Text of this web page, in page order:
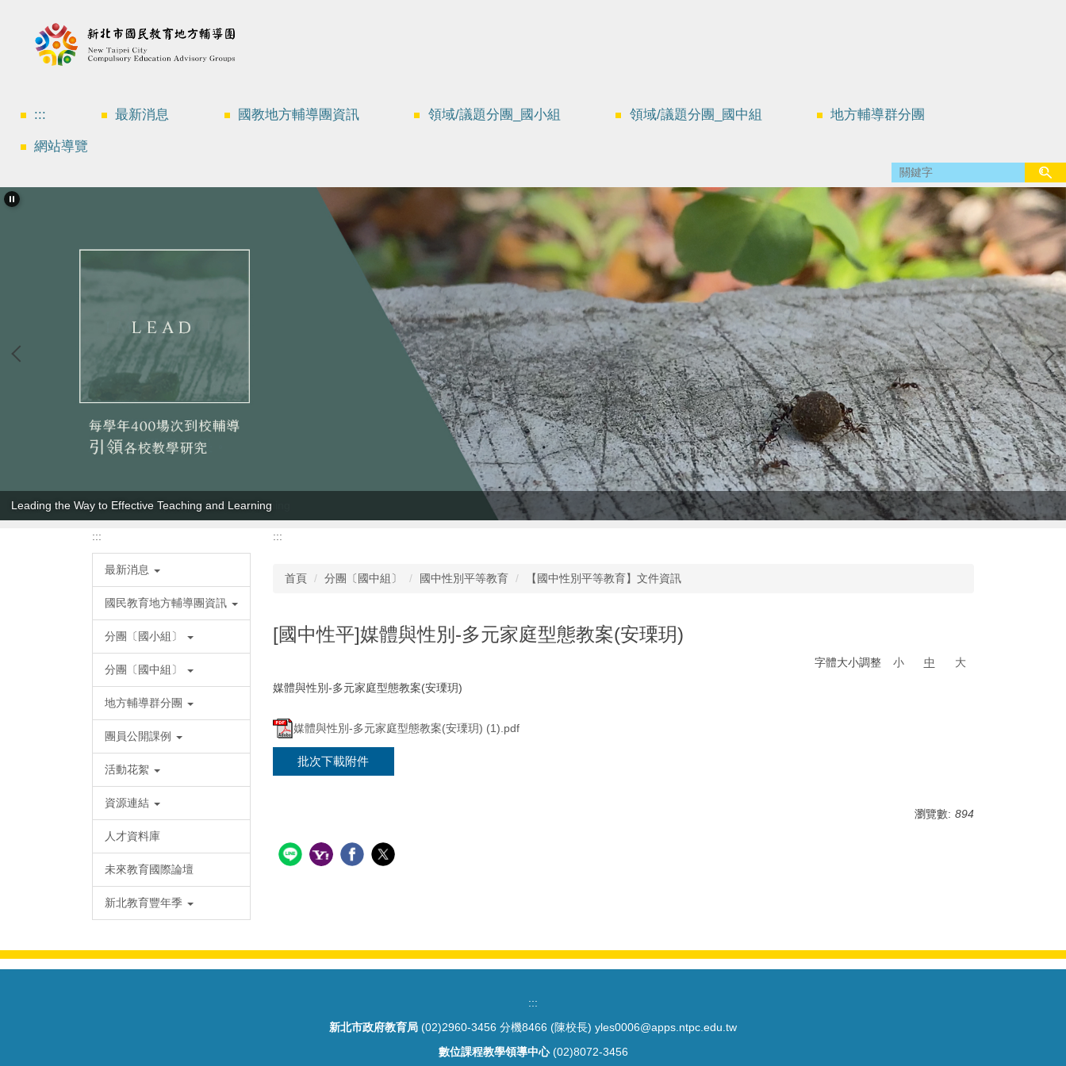
::: 最新消息 國教地方輔導團資訊 領域/議題分團_國小組 領域/議題分團_國中組 地方輔導群分團
網站導覽
Leading the Way to Effective Teaching and Learning
:::
最新消息
國民教育地方輔導團資訊
分團〔國小組〕
分團〔國中組〕
地方輔導群分團
團員公開課例
活動花絮
資源連結
人才資料庫
未來教育國際論壇
新北教育豐年季
:::
首頁 分團〔國中組〕 國中性別平等教育 【國中性別平等教育】文件資訊
[國中性平]媒體與性別-多元家庭型態教案(安瑮玥)
字體大小調整 小 中
大
媒體與性別-多元家庭型態教案(安瑮玥)
媒體與性別-多元家庭型態教案(安瑮玥) (1).pdf
批次下載附件
瀏覽數: 894
:::
新北市政府教育局 (02)2960-3456 分機8466 (陳校長) yles0006@apps.ntpc.edu.tw
數位課程教學領導中心(02)8072-3456